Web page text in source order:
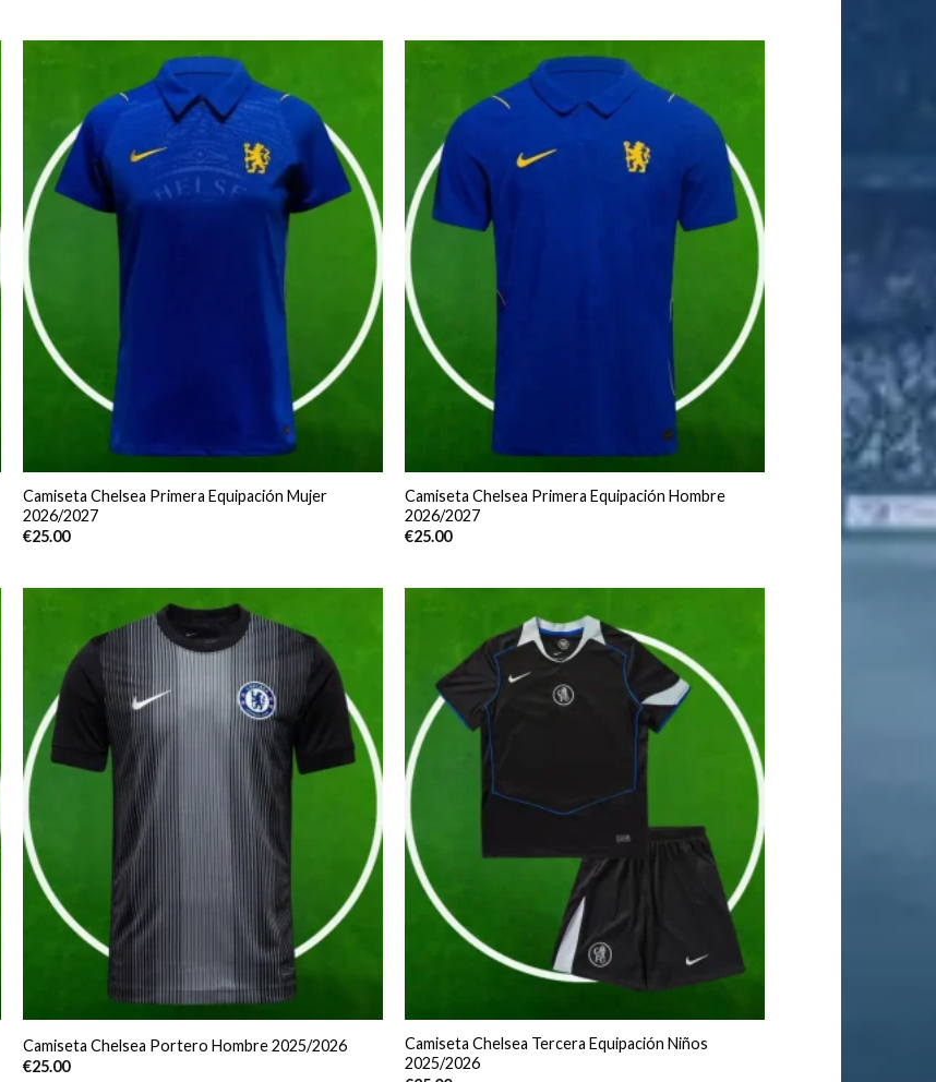
Camiseta Chelsea Primera Equipación Mujer
2026/2027
€25.00
Camiseta Chelsea Primera Equipación Hombre
2026/2027
€25.00
Camiseta Chelsea Portero Hombre 2025/2026
€25.00
Camiseta Chelsea Tercera Equipación Niños
2025/2026